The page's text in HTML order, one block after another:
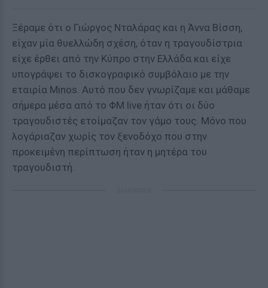
Ξέραμε ότι ο Γιώργος Νταλάρας και η Άννα Βίσση,
είχαν μία θυελλώδη σχέση, όταν η τραγουδίστρια
είχε έρθει από την Κύπρο στην Ελλάδα και είχε
υπογράψει το δισκογραφικό συμβόλαιο με την
εταιρία Minos. Αυτό που δεν γνωρίζαμε και μάθαμε
σήμερα μέσα από το ΦΜ live ήταν ότι οι δύο
τραγουδιστές ετοίμαζαν τον γάμο τους. Μόνο που
λογάριαζαν χωρίς τον ξενοδόχο που στην
προκειμένη περίπτωση ήταν η μητέρα του
τραγουδιστή.